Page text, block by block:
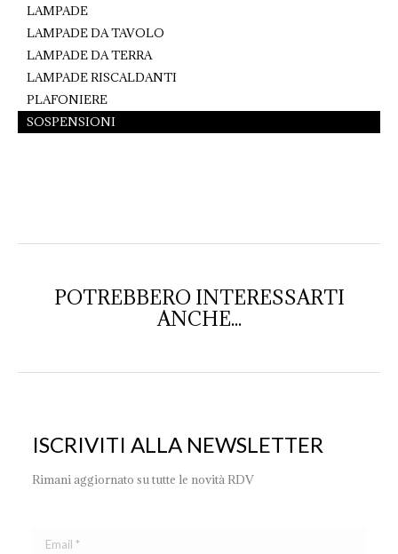
LAMPADE
LAMPADE DA TAVOLO
LAMPADE DA TERRA
LAMPADE RISCALDANTI
PLAFONIERE
SOSPENSIONI
POTREBBERO INTERESSARTI
ANCHE...
ISCRIVITI ALLA NEWSLETTER
Rimani aggiornato su tutte le novità RDV